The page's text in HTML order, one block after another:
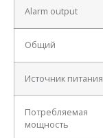
Alarm output
Общий
Источник питания
Потребляемая
мощность